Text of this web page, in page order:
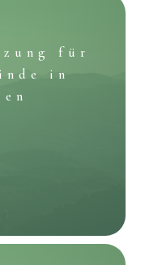
für
in